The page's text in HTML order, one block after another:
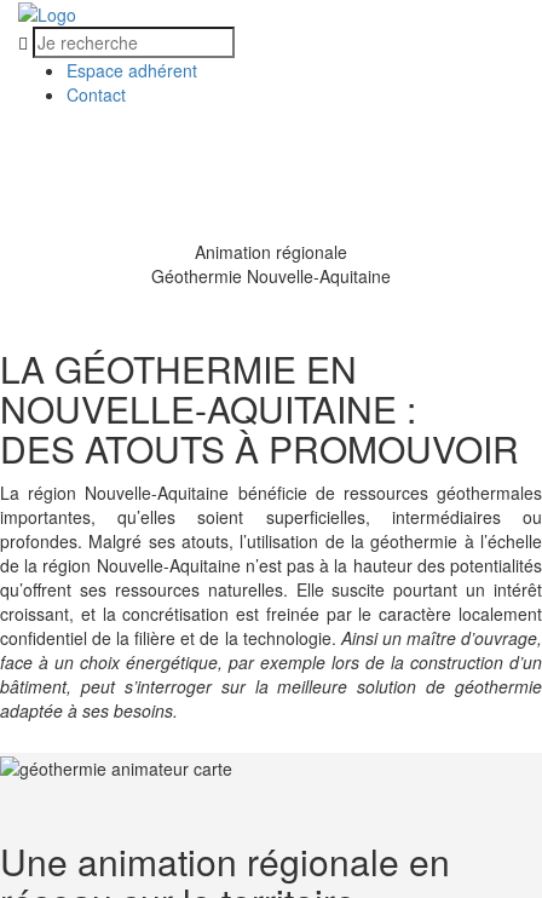
Espace adhérent
Contact
Animation régionale
Géothermie Nouvelle-Aquitaine
LA GÉOTHERMIE EN
NOUVELLE-AQUITAINE :
DES ATOUTS À PROMOUVOIR
La région Nouvelle-Aquitaine bénéficie de ressources géothermales
importantes, qu’elles soient superficielles, intermédiaires ou
profondes. Malgré ses atouts, l’utilisation de la géothermie à l’échelle
de la région Nouvelle-Aquitaine n’est pas à la hauteur des potentialités
qu’offrent ses ressources naturelles. Elle suscite pourtant un intérêt
croissant, et la concrétisation est freinée par le caractère localement
confidentiel de la filière et de la technologie.Ainsi un maître d’ouvrage,
face à un choix énergétique, par exemple lors de la construction d’un
bâtiment, peut s’interroger sur la meilleure solution de géothermie
adaptée à ses besoins.
Une animation régionale en